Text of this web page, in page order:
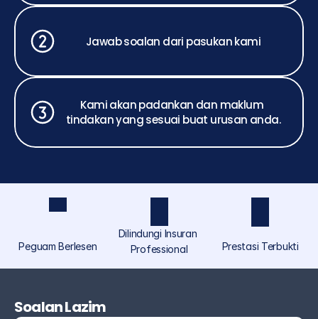
Jawab soalan dari pasukan kami
Kami akan padankan dan maklum
tindakan yang sesuai buat urusan anda.
Peguam Berlesen
Dilindungi Insuran
Professional
Prestasi Terbukti
Soalan Lazim
ramai di bawah Akmal Saufi & Co, menyediakan